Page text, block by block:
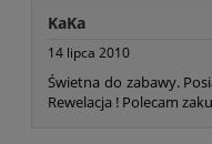
KaKa
14 lipca 2010
Świetna do zabawy.
Rewelacja ! Polecam